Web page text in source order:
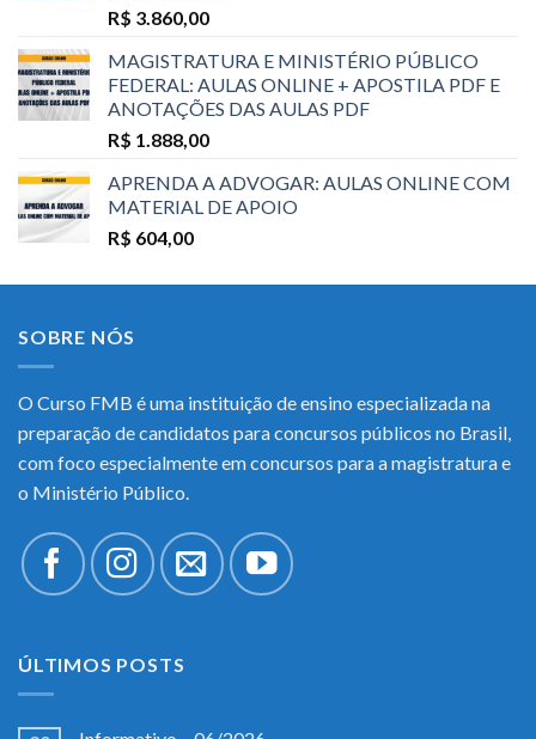
R$ 3.860,00
MAGISTRATURA E MINISTÉRIO PÚBLICO
FEDERAL: AULAS ONLINE + APOSTILA PDF E
ANOTAÇÕES DAS AULAS PDF
R$ 1.888,00
APRENDA A ADVOGAR: AULAS ONLINE COM
MATERIAL DE APOIO
R$ 604,00
SOBRE NÓS
O Curso FMB é uma instituição de ensino especializada na
preparação de candidatos para concursos públicos no Brasil,
com foco especialmente em concursos para a magistratura e
o Ministério Público.
ÚLTIMOS POSTS